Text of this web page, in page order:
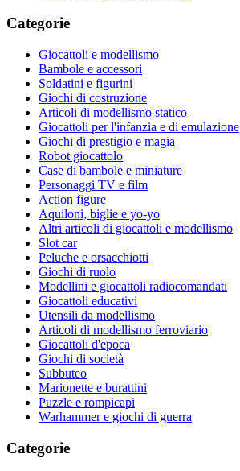
Categorie
Giocattoli e modellismo
Bambole e accessori
Soldatini e figurini
Giochi di costruzione
Articoli di modellismo statico
Giocattoli per l'infanzia e di emulazione
Giochi di prestigio e magia
Robot giocattolo
Case di bambole e miniature
Personaggi TV e film
Action figure
Aquiloni, biglie e yo-yo
Altri articoli di giocattoli e modellismo
Slot car
Peluche e orsacchiotti
Giochi di ruolo
Modellini e giocattoli radiocomandati
Giocattoli educativi
Utensili da modellismo
Articoli di modellismo ferroviario
Giocattoli d'epoca
Giochi di società
Subbuteo
Marionette e burattini
Puzzle e rompicapi
Warhammer e giochi di guerra
Categorie